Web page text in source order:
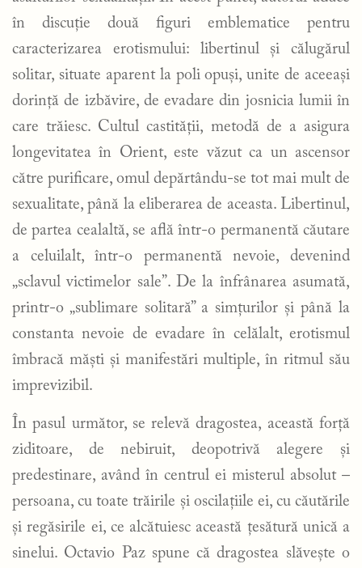
în discuție două figuri emblematice pentru
caracterizarea erotismului: libertinul și călugărul
solitar, situate aparent la poli opuși, unite de aceeași
dorință de izbăvire, de evadare din josnicia lumii în
care trăiesc. Cultul castității, metodă de a asigura
longevitatea în Orient, este văzut ca un ascensor
către purificare, omul depărtându-se tot mai mult de
sexualitate, până la eliberarea de aceasta. Libertinul,
de partea cealaltă, se află într-o permanentă căutare
a celuilalt, într-o permanentă nevoie, devenind
„sclavul victimelor sale”. De la înfrânarea asumată,
printr-o „sublimare solitară” a simțurilor și până la
constanta nevoie de evadare în celălalt, erotismul
îmbracă măști și manifestări multiple, în ritmul său
imprevizibil.
În pasul următor, se relevă dragostea, această forță
ziditoare, de nebiruit, deopotrivă alegere și
predestinare, având în centrul ei misterul absolut –
persoana, cu toate trăirile și oscilațiile ei, cu căutările
și regăsirile ei, ce alcătuiesc această țesătură unică a
sinelui. Octavio Paz spune că dragostea slăvește o